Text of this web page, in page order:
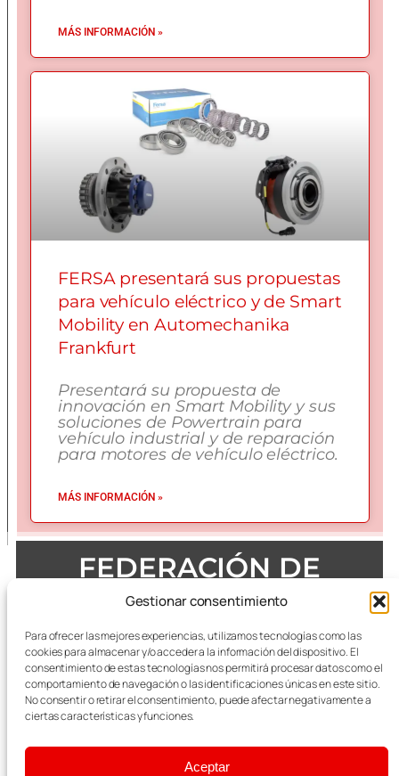
Gestionar consentimiento
Para ofrecer las mejores experiencias, utilizamos tecnologías como las
cookies para almacenar y/o acceder a la información del dispositivo. El
consentimiento de estas tecnologías nos permitirá procesar datos como el
comportamiento de navegación o las identificaciones únicas en este sitio.
No consentir o retirar el consentimiento, puede afectar negativamente a
ciertas características y funciones.
Aceptar
MÁS INFORMACIÓN »
FERSA presentará sus propuestas
para vehículo eléctrico y de Smart
Mobility en Automechanika
Frankfurt
Presentará su propuesta de
innovación en Smart Mobility y sus
soluciones de Powertrain para
vehículo industrial y de reparación
para motores de vehículo eléctrico.
MÁS INFORMACIÓN »
FEDERACIÓN DE
EMPRESAS DEL METAL
DE ZARAGOZA
Todas las referencias terminológicas de género que se
mencionan a lo largo de las publicaciones, se considerarán
alusivas al masculino y femenino indistintamente.